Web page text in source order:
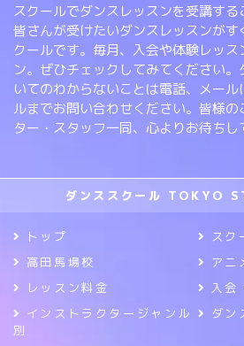
スクールでダンスレッスンを受講する
皆さんが受けたいダンスレッスンがす
クールです。毎月、入会や体験レッ
ン。ぜひチェックしてみてください
いてのわからないことは電話、メー
ルまでお問い合わせください。皆様の
ター・スタッフ一同、心よりお待ちし
ダンススクール TOKYO
トップ
スク
高田馬場校
アニ
レッスン料金
入会
インストラクタージャンル
別
ダン